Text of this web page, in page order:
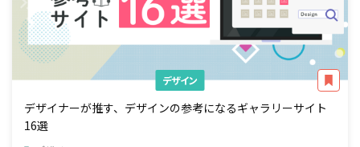
デザイン
デザイナーが推す、デザインの参考になるギャラリーサイト
16選